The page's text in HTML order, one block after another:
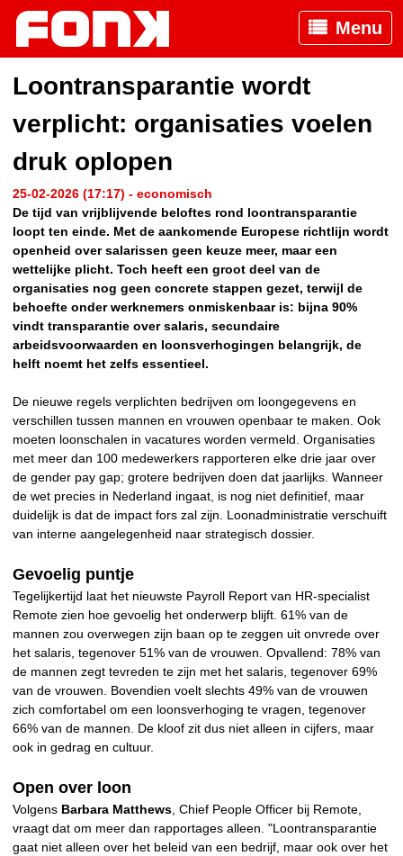
Menu
Loontransparantie wordt
verplicht: organisaties voelen
druk oplopen
25-02-2026 (17:17) - economisch
De tijd van vrijblijvende beloftes rond loontransparantie
loopt ten einde. Met de aankomende Europese richtlijn wordt
openheid over salarissen geen keuze meer, maar een
wettelijke plicht. Toch heeft een groot deel van de
organisaties nog geen concrete stappen gezet, terwijl de
behoefte onder werknemers onmiskenbaar is: bijna 90%
vindt transparantie over salaris, secundaire
arbeidsvoorwaarden en loonsverhogingen belangrijk, de
helft noemt het zelfs essentieel.
De nieuwe regels verplichten bedrijven om loongegevens en
verschillen tussen mannen en vrouwen openbaar te maken. Ook
moeten loonschalen in vacatures worden vermeld. Organisaties
met meer dan 100 medewerkers rapporteren elke drie jaar over
de gender pay gap; grotere bedrijven doen dat jaarlijks. Wanneer
de wet precies in Nederland ingaat, is nog niet definitief, maar
duidelijk is dat de impact fors zal zijn. Loonadministratie verschuift
van interne aangelegenheid naar strategisch dossier.
Gevoelig puntje
Tegelijkertijd laat het nieuwste Payroll Report van HR-specialist
Remote zien hoe gevoelig het onderwerp blijft. 61% van de
mannen zou overwegen zijn baan op te zeggen uit onvrede over
het salaris, tegenover 51% van de vrouwen. Opvallend: 78% van
de mannen zegt tevreden te zijn met het salaris, tegenover 69%
van de vrouwen. Bovendien voelt slechts 49% van de vrouwen
zich comfortabel om een loonsverhoging te vragen, tegenover
66% van de mannen. De kloof zit dus niet alleen in cijfers, maar
ook in gedrag en cultuur.
Open over loon
Volgens Barbara Matthews , Chief People Officer bij Remote,
vraagt dat om meer dan rapportages alleen. "Loontransparantie
gaat niet alleen over het beleid van een bedrijf, maar ook over het